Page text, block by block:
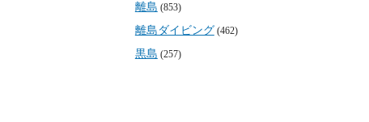
離島 (853)
離島ダイビング (462)
黒島 (257)